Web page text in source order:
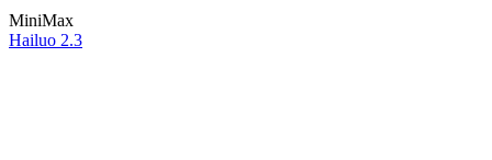
MiniMax
Hailuo 2.3